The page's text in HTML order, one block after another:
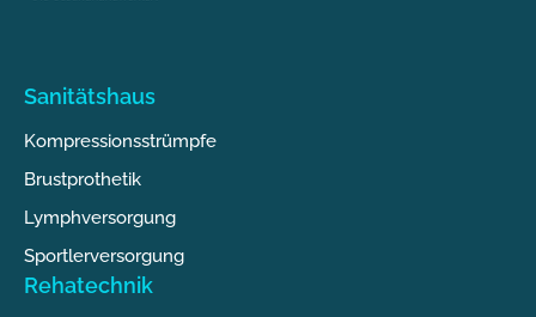
Sanitätshaus
Kompressionsstrümpfe
Brustprothetik
Lymphversorgung
Sportlerversorgung
Rehatechnik